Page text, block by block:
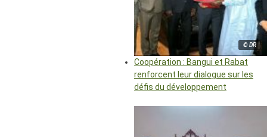
© DR
Coopération : Bangui et Rabat
renforcent leur dialogue sur les
défis du développement